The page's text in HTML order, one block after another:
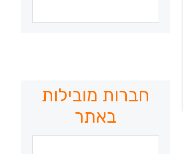
חברות מובילות
באתר